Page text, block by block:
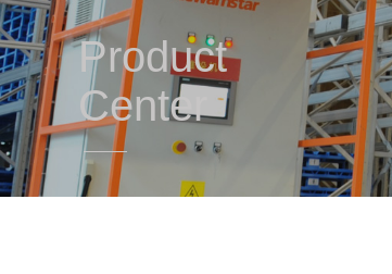
Product
Center